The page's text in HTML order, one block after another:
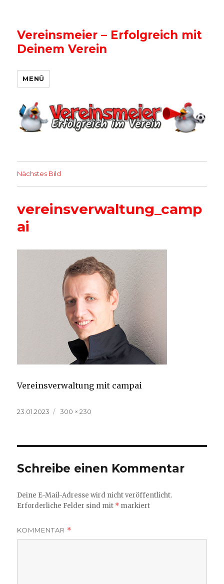
Vereinsmeier – Erfolgreich mit
Deinem Verein
MENÜ
Nächstes Bild
vereinsverwaltung_camp
ai
Vereinsverwaltung mit campai
Veröffentlicht
23.01.2023
Volle
300 × 230
Schreibe einen Kommentar
Deine E-Mail-Adresse wird nicht veröffentlicht.
Erforderliche Felder sind mit * markiert
KOMMENTAR *